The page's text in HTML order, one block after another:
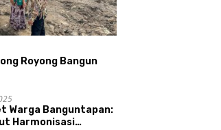
Royong Bangun
Warga Banguntapan:
Harmonisasi